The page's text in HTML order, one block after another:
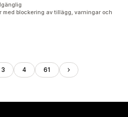
med blockering av tillägg, varningar och
3 4 61